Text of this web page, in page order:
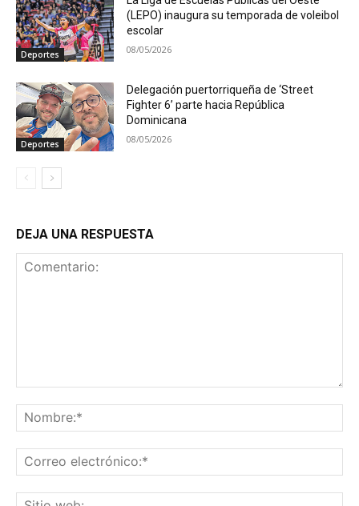
Deportes
(LEPO) inaugura su temporada de voleibol
escolar
08/05/2026
Deportes
Delegación puertorriqueña de ‘Street
Fighter 6’ parte hacia República
Dominicana
08/05/2026
DEJA UNA RESPUESTA